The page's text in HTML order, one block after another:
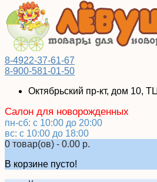
8-4922-37-61-67
8-900-581-01-50
Октябрьский пр-кт, дом 10,
Салон для новорожденных
пн-сб: с 10:00 до 20:00
вс: с 10:00 до 18:00
0 товар(ов) - 0.00 р.
В корзине пусто!